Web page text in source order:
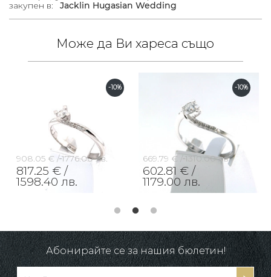
закупен в:
Jacklin Hugasian Wedding
Може да Ви хареса също
-10%
908.05 € / 1776.00 лв.
817.25 € /
1598.40 лв.
-10%
669.79 € / 1310.00 лв.
602.81 € /
1179.00 лв.
Абонирайте се за нашия бюлетин!